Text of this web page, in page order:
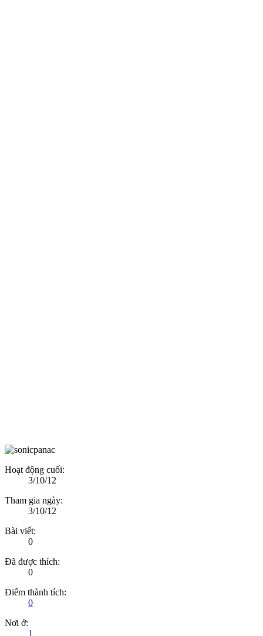
Hoạt động cuối:
3/10/12
Tham gia ngày:
3/10/12
Bài viết:
0
Đã được thích:
0
Điểm thành tích:
0
Nơi ở:
1